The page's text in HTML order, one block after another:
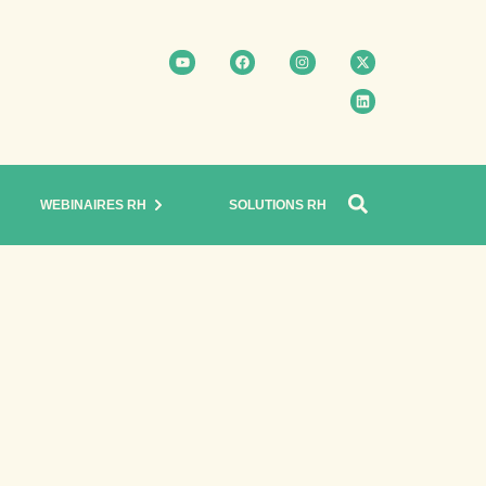
WEBINAIRES RH SOLUTIONS RH